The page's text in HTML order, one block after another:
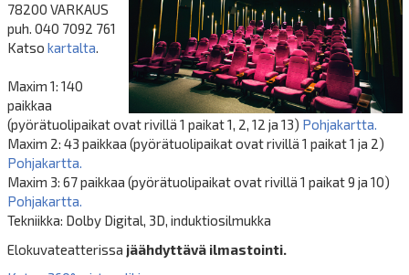
78200 VARKAUS
puh. 040 7092 761
Katso kartalta.
Maxim 1: 140
paikkaa
(pyörätuolipaikat ovat rivillä 1 paikat 1, 2, 12 ja 13) Pohjakartta.
Maxim 2: 43 paikkaa (pyörätuolipaikat ovat rivillä 1 paikat 1 ja 2)
Pohjakartta.
Maxim 3: 67 paikkaa (pyörätuolipaikat ovat rivillä 1 paikat 9 ja 10)
Pohjakartta.
Tekniikka: Dolby Digital, 3D, induktiosilmukka
Elokuvateatterissa jäähdyttävä ilmastointi.